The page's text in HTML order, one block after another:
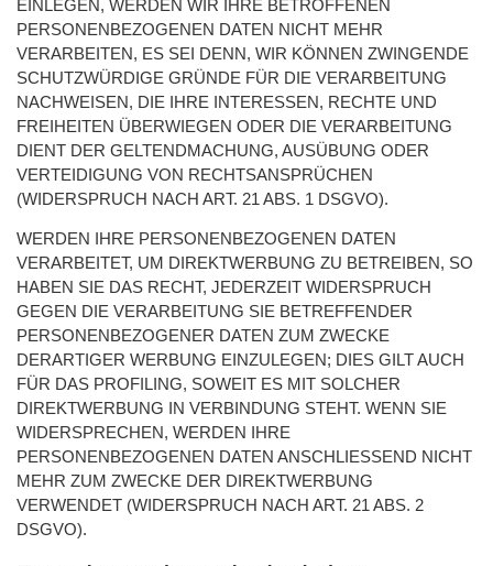
EINLEGEN, WERDEN WIR IHRE BETROFFENEN
PERSONENBEZOGENEN DATEN NICHT MEHR
VERARBEITEN, ES SEI DENN, WIR KÖNNEN ZWINGENDE
SCHUTZWÜRDIGE GRÜNDE FÜR DIE VERARBEITUNG
NACHWEISEN, DIE IHRE INTERESSEN, RECHTE UND
FREIHEITEN ÜBERWIEGEN ODER DIE VERARBEITUNG
DIENT DER GELTENDMACHUNG, AUSÜBUNG ODER
VERTEIDIGUNG VON RECHTSANSPRÜCHEN
(WIDERSPRUCH NACH ART. 21 ABS. 1 DSGVO).
WERDEN IHRE PERSONENBEZOGENEN DATEN
VERARBEITET, UM DIREKTWERBUNG ZU BETREIBEN, SO
HABEN SIE DAS RECHT, JEDERZEIT WIDERSPRUCH
GEGEN DIE VERARBEITUNG SIE BETREFFENDER
PERSONENBEZOGENER DATEN ZUM ZWECKE
DERARTIGER WERBUNG EINZULEGEN; DIES GILT AUCH
FÜR DAS PROFILING, SOWEIT ES MIT SOLCHER
DIREKTWERBUNG IN VERBINDUNG STEHT. WENN SIE
WIDERSPRECHEN, WERDEN IHRE
PERSONENBEZOGENEN DATEN ANSCHLIESSEND NICHT
MEHR ZUM ZWECKE DER DIREKTWERBUNG
VERWENDET (WIDERSPRUCH NACH ART. 21 ABS. 2
DSGVO).